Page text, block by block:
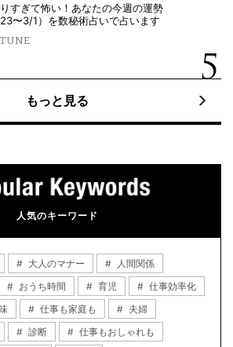
すぎて怖い！あなたの今週の運勢
23〜3/1）を数秘術占いで占います
もっと見る
人気のキーワード
大人のマナー
人間関係
おうち時間 育児
仕事効率化
仕事も家庭も
夫婦
診断
仕事もおしゃれも